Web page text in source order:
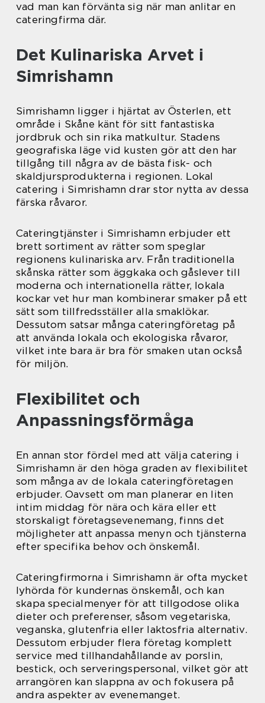
vad man kan förvänta sig när man anlitar en
cateringfirma där.
Det Kulinariska Arvet i
Simrishamn
Simrishamn ligger i hjärtat av Österlen, ett
område i Skåne känt för sitt fantastiska
jordbruk och sin rika matkultur. Stadens
geografiska läge vid kusten gör att den har
tillgång till några av de bästa fisk- och
skaldjursprodukterna i regionen. Lokal
catering i Simrishamn drar stor nytta av dessa
färska råvaror.
Cateringtjänster i Simrishamn erbjuder ett
brett sortiment av rätter som speglar
regionens kulinariska arv. Från traditionella
skånska rätter som äggkaka och gåslever till
moderna och internationella rätter, lokala
kockar vet hur man kombinerar smaker på ett
sätt som tillfredsställer alla smaklökar.
Dessutom satsar många cateringföretag på
att använda lokala och ekologiska råvaror,
vilket inte bara är bra för smaken utan också
för miljön.
Flexibilitet och
Anpassningsförmåga
En annan stor fördel med att välja catering i
Simrishamn är den höga graden av flexibilitet
som många av de lokala cateringföretagen
erbjuder. Oavsett om man planerar en liten
intim middag för nära och kära eller ett
storskaligt företagsevenemang, finns det
möjligheter att anpassa menyn och tjänsterna
efter specifika behov och önskemål.
Cateringfirmorna i Simrishamn är ofta mycket
lyhörda för kundernas önskemål, och kan
skapa specialmenyer för att tillgodose olika
dieter och preferenser, såsom vegetariska,
veganska, glutenfria eller laktosfria alternativ.
Dessutom erbjuder flera företag komplett
service med tillhandahållande av porslin,
bestick, och serveringspersonal, vilket gör att
arrangören kan slappna av och fokusera på
andra aspekter av evenemanget.